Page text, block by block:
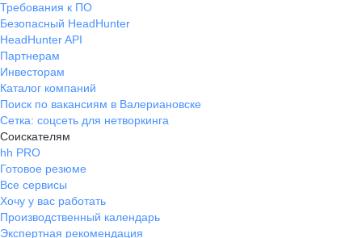
Требования к ПО
Безопасный HeadHunter
HeadHunter API
Партнерам
Инвесторам
Каталог компаний
Поиск по вакансиям в Валериановске
Сетка: соцсеть для нетворкинга
Соискателям
hh PRO
Готовое резюме
Все сервисы
Хочу у вас работать
Производственный календарь
Экспертная рекомендация